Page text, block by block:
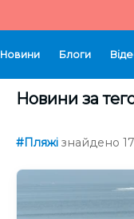
Новини Блоги
Новини за
#Пляжі знайдено 17